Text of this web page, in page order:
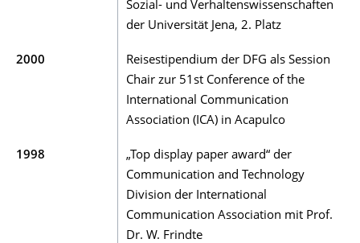
Sozial- und Verhaltenswissenschaften
der Universität Jena, 2. Platz
2000
Reisestipendium der DFG als Session
Chair zur 51st Conference of the
International Communication
Association (ICA) in Acapulco
1998
„Top display paper award“ der
Communication and Technology
Division der International
Communication Association mit Prof.
Dr. W. Frindte